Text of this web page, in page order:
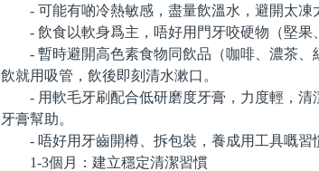
- 可能有啲冷熱敏感，盡量飲溫水，避開太凍
- 飲食以軟身爲主，唔好用門牙咬硬物（堅果
- 暫時避開高色素食物同飲品（咖啡、濃茶、
飲就用吸管，飲後即刻清水漱口。
- 用軟毛牙刷配合低研磨度牙膏，力度輕，清
牙膏幫助。
- 唔好用牙齒開樽、拆包裝，養成用工具嘅習
1-3個月：建立穩定清潔習慣